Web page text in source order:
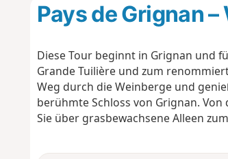
Pays de Grignan
Diese Tour beginnt in Grignan und
Grande Tuilière und zum
Weg durch die Weinberge und
berühmte Schloss von Grignan.
Sie über grasbewachsene Alleen